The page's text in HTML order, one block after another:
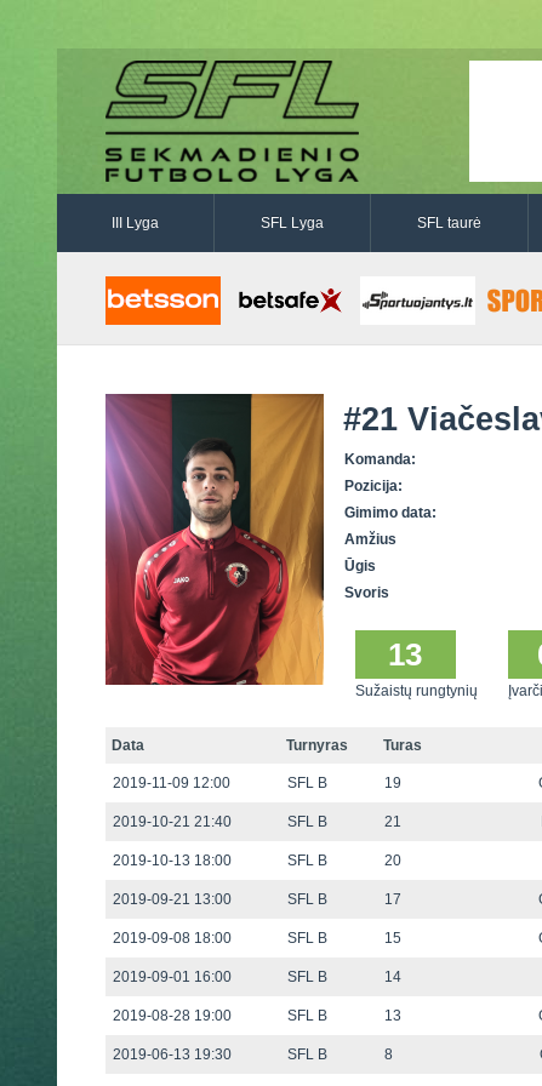
III Lyga SFL Lyga SFL taurė
#21
Komanda:
Pozicija:
Gimimo data:
Amžius
Ūgis
Svoris
13
Sužaistų rungtynių
Data Turnyras Turas
2019-11-09 12:00 SFL B 19
2019-10-21 21:40 SFL B 21
2019-10-13 18:00 SFL B 20
2019-09-21 13:00 SFL B 17
2019-09-08 18:00 SFL B 15
2019-09-01 16:00 SFL B 14
2019-08-28 19:00 SFL B 13
2019-06-13 19:30 SFL B 8